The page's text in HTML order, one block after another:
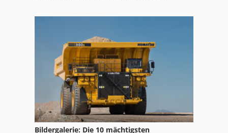
Kaeser Ta 8
Kaeser Tb 19
Kaeser Tc 36
Bildergalerie: Die 10 mächtigsten